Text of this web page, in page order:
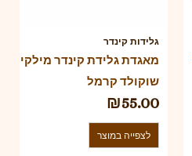
גלידות קינדר
מאגדת גלידת קינדר מילקי
שוקולד קרמל
₪55.00
לצפייה במוצר